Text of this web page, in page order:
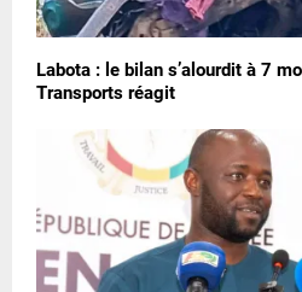
Labota : le bilan s’alourdit à 7
Transports réagit